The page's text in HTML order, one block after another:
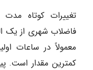
تغییرات کوتاه
فاضلاب شهری از یک
معمولاً در ساعات
کمترین مقدار است.